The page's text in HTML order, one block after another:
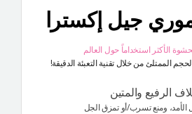
جيل إكسترا
الأكثر استخداماً حول العالم
الممتلئ من خلال تقنية التعبئة الدقيقة!
الرفيع والمتين
ومنع تسرب/أو تمزق الجل